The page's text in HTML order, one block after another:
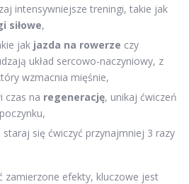
intensywniejsze treningi, takie jak
siłowe,
jak jazda na rowerze czy
układ sercowo-naczyniowy, z
wzmacnia mięśnie,
czas na regenerację, unikaj ćwiczeń
staraj się ćwiczyć przynajmniej 3 razy
zamierzone efekty, kluczowe jest